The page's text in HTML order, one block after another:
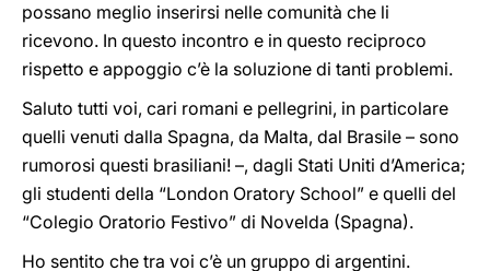
possano meglio inserirsi nelle comunità che li
ricevono. In questo incontro e in questo reciproco
rispetto e appoggio c’è la soluzione di tanti problemi.
Saluto tutti voi, cari romani e pellegrini, in particolare
quelli venuti dalla Spagna, da Malta, dal Brasile – sono
rumorosi questi brasiliani! –, dagli Stati Uniti d’America;
gli studenti della “London Oratory School” e quelli del
“Colegio Oratorio Festivo” di Novelda (Spagna).
Ho sentito che tra voi c’è un gruppo di argentini.